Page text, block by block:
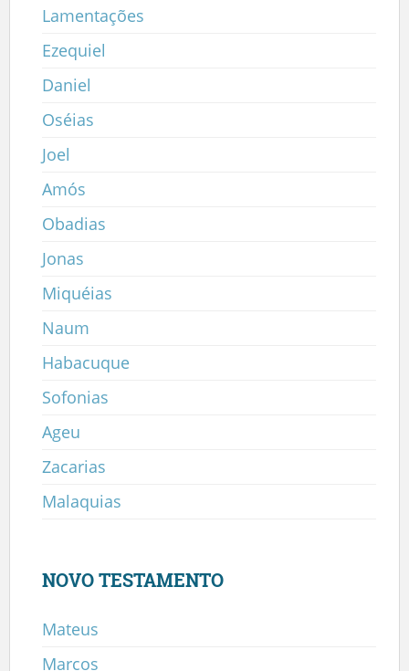
Lamentações
Ezequiel
Daniel
Oséias
Joel
Amós
Obadias
Jonas
Miquéias
Naum
Habacuque
Sofonias
Ageu
Zacarias
Malaquias
NOVO TESTAMENTO
Mateus
Marcos